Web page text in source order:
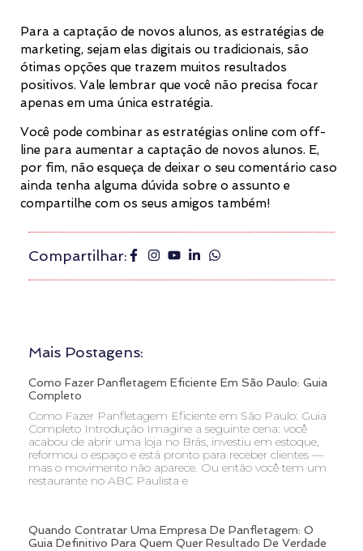
Para a captação de novos alunos, as estratégias de
marketing, sejam elas digitais ou tradicionais, são
ótimas opções que trazem muitos resultados
positivos. Vale lembrar que você não precisa focar
apenas em uma única estratégia.
Você pode combinar as estratégias online com off-
line para aumentar a captação de novos alunos. E,
por fim, não esqueça de deixar o seu comentário caso
ainda tenha alguma dúvida sobre o assunto e
compartilhe com os seus amigos também!
Compartilhar:
Mais Postagens:
Como Fazer Panfletagem Eficiente Em São Paulo: Guia
Completo
Como Fazer Panfletagem Eficiente em São Paulo: Guia
Completo Introdução Imagine a seguinte cena: você
acabou de abrir uma loja no Brás, investiu em estoque,
reformou o espaço e está pronto para receber clientes —
mas o movimento não aparece. Ou então você tem um
restaurante no ABC Paulista e
Quando Contratar Uma Empresa De Panfletagem: O
Guia Definitivo Para Quem Quer Resultado De Verdade